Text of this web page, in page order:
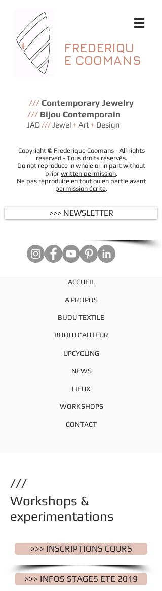
FREDERIQU
E COOMANS
/// Contemporary Jewelry
/// Bijou Contemporain
JAD /// Jewel + Art + Design
Copyright © Frederique Coomans - All rights
reserved - Tous droits réservés.
Do not reproduce in whole or in part without
prior written permission.
Ne pas reproduire en tout ou en partie avant
permission écrite.
>>> NEWSLETTER
ACCUEIL
A PROPOS
BIJOU TEXTILE
BIJOU D'AUTEUR
UPCYCLING
NEWS
LIEUX
WORKSHOPS
CONTACT
///
Workshops &
experimentations
>>> INSCRIPTIONS COURS
>>> INFOS STAGES ETE 2019